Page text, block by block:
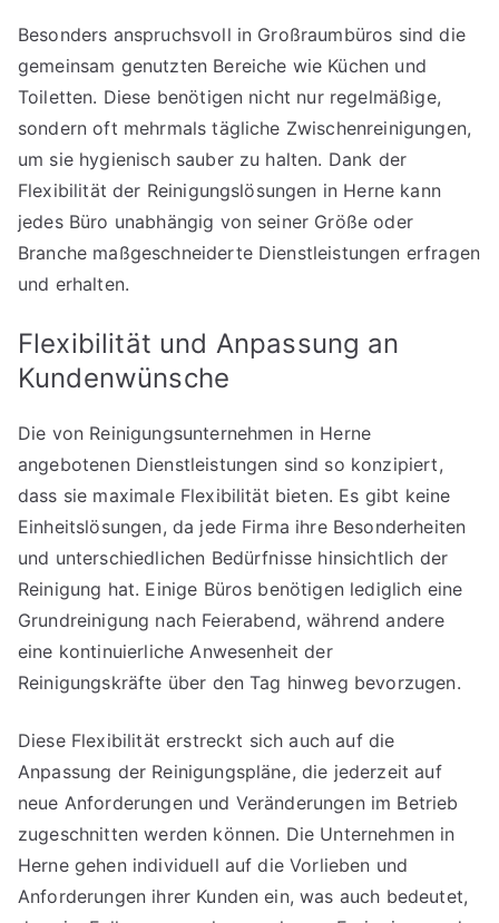
Besonders anspruchsvoll in Großraumbüros sind die
gemeinsam genutzten Bereiche wie Küchen und
Toiletten. Diese benötigen nicht nur regelmäßige,
sondern oft mehrmals tägliche Zwischenreinigungen,
um sie hygienisch sauber zu halten. Dank der
Flexibilität der Reinigungslösungen in Herne kann
jedes Büro unabhängig von seiner Größe oder
Branche maßgeschneiderte Dienstleistungen erfragen
und erhalten.
Flexibilität und Anpassung an
Kundenwünsche
Die von Reinigungsunternehmen in Herne
angebotenen Dienstleistungen sind so konzipiert,
dass sie maximale Flexibilität bieten. Es gibt keine
Einheitslösungen, da jede Firma ihre Besonderheiten
und unterschiedlichen Bedürfnisse hinsichtlich der
Reinigung hat. Einige Büros benötigen lediglich eine
Grundreinigung nach Feierabend, während andere
eine kontinuierliche Anwesenheit der
Reinigungskräfte über den Tag hinweg bevorzugen.
Diese Flexibilität erstreckt sich auch auf die
Anpassung der Reinigungspläne, die jederzeit auf
neue Anforderungen und Veränderungen im Betrieb
zugeschnitten werden können. Die Unternehmen in
Herne gehen individuell auf die Vorlieben und
Anforderungen ihrer Kunden ein, was auch bedeutet,